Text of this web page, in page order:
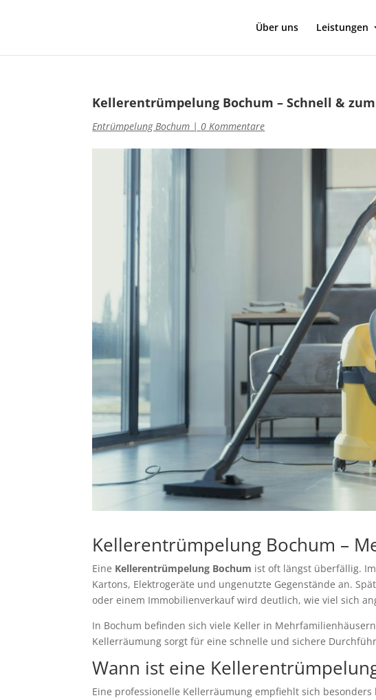
Über uns Leistungen
Kellerentrümpelung Bochum – Schnell &
Entrümpelung Bochum |0 Kommentare
Kellerentrümpelung Bochum –
Eine Kellerentrümpelung Bochum ist oft längst überfällig.
Kartons, Elektrogeräte und ungenutzte Gegenstände an.
oder einem Immobilienverkauf wird deutlich, wie viel sich
In Bochum befinden sich viele Keller in
Kellerräumung sorgt für eine schnelle und sichere
Wann ist eine
Eine professionelle Kellerräumung empfiehlt sich besonders